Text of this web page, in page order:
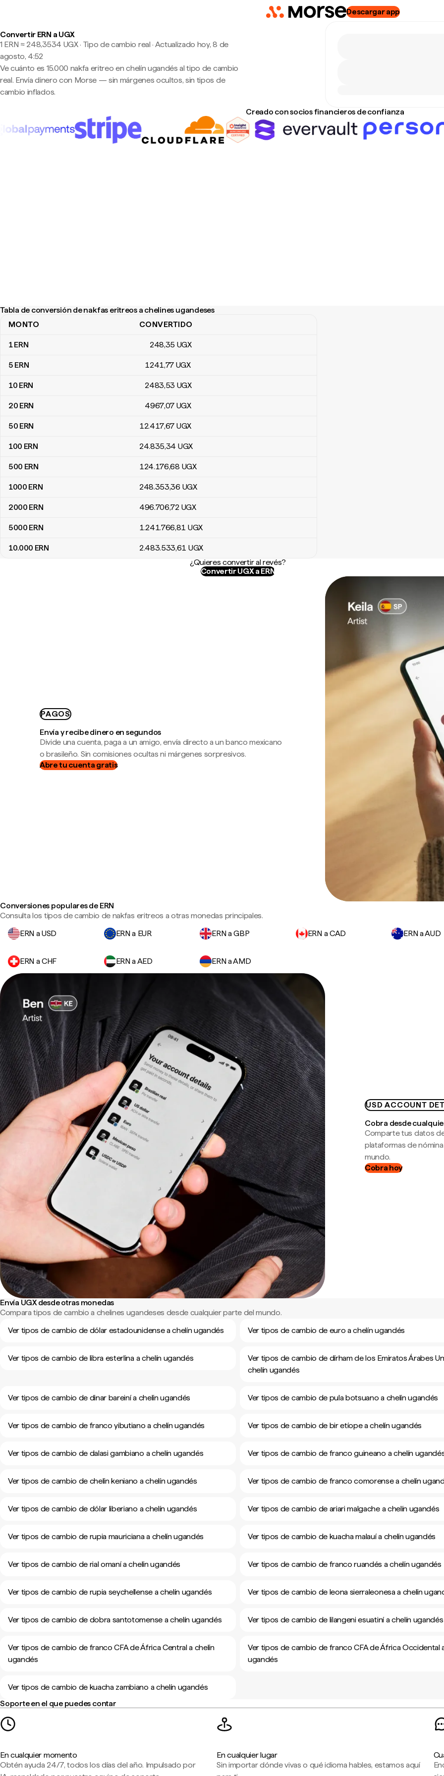
Descargar app
Convertir ERN a UGX
1 ERN ≈ 248,3534 UGX · Tipo de cambio real · Actualizado hoy, 8 de
agosto, 4:52
Ve cuánto es 15.000 nakfa eritreo en chelín ugandés al tipo de cambio
real. Envía dinero con Morse — sin márgenes ocultos, sin tipos de
cambio inflados.
Creado con socios financieros de confianza
Tabla de conversión de nakfas eritreos a chelines ugandeses
Tabla de conversión de nakfas eritreos a chelines ugandeses
MONTO CONVERTIDO
1ERN 248,35 UGX
5 ERN 1241,77 UGX
10 ERN 2483,53 UGX
20 ERN 4967,07 UGX
50 ERN 12.417,67 UGX
100 ERN 24.835,34 UGX
500 ERN 124.176,68 UGX
1000 ERN 248.353,36 UGX
2000 ERN 496.706,72 UGX
5000 ERN 1.241.766,81 UGX
10.000 ERN 2.483.533,61 UGX
¿Quieres convertir al revés?
Convertir UGX a ERN
PAGOS
Envía y recibe dinero en segundos
Divide una cuenta, paga a un amigo, envía directo a un banco mexicano
o brasileño. Sin comisiones ocultas ni márgenes sorpresivos.
Abre tu cuenta gratis
Conversiones populares de ERN
Consulta los tipos de cambio de nakfas eritreos a otras monedas principales.
ERN a USD
ERN a EUR ERN a GBP ERN a CAD ERN a AUD
ERN a CHF ERN a AED ERN a AMD
USD ACCOUNT
Cobra desde
Comparte tus datos
plataformas de
mundo.
Cobra hoy
Envía UGX desde otras monedas
Compara tipos de cambio a chelines ugandeses desde cualquier parte del mundo.
Ver tipos de cambio de dólar estadounidense a chelín ugandés
Ver tipos de cambio de euro a chelín ugandés
Ver tipos de cambio de libra esterlina a chelín ugandés
Ver tipos de cambio de dírham de los Emiratos Árabes
chelín ugandés
Ver tipos de cambio de dinar bareiní a chelín ugandés Ver tipos de cambio de pula botsuano a chelín ugandés
Ver tipos de cambio de franco yibutiano a chelín ugandés Ver tipos de cambio de bir etíope a chelín ugandés
Ver tipos de cambio de dalasi gambiano a chelín ugandés Ver tipos de cambio de franco guineano a chelín
Ver tipos de cambio de chelín keniano a chelín ugandés Ver tipos de cambio de franco comorense a chelín
Ver tipos de cambio de dólar liberiano a chelín ugandés Ver tipos de cambio de ariari malgache a chelín ugandés
Ver tipos de cambio de rupia mauriciana a chelín ugandés Ver tipos de cambio de kuacha malauí a chelín ugandés
Ver tipos de cambio de rial omaní a chelín ugandés Ver tipos de cambio de franco ruandés a chelín ugandés
Ver tipos de cambio de rupia seychellense a chelín ugandés Ver tipos de cambio de leona sierraleonesa a chelín
Ver tipos de cambio de dobra santotomense a chelín ugandés Ver tipos de cambio de lilangeni esuatiní a chelín ugandés
Ver tipos de cambio de franco CFA de África Central a chelín
ugandés
Ver tipos de cambio de franco CFA de África Occidental
ugandés
Ver tipos de cambio de kuacha zambiano a chelín ugandés
Soporte en el que puedes contar
En cualquier momento
Obtén ayuda 24/7, todos los días del año. Impulsado por
En cualquier lugar
Sin importar dónde vivas o qué idioma hables, estamos aquí